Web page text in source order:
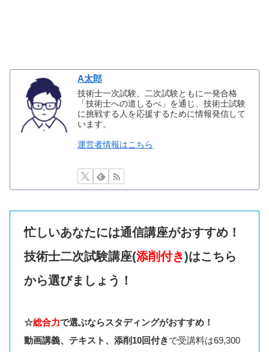
A太郎
技術士一次試験、二次試験ともに一発合格
「技術士への道しるべ」を通じ、技術士試験
に挑戦する人を応援するために情報発信して
います。
運営者情報はこちら
忙しいあなたには通信講座がおすすめ！
技術士二次試験講座(添削付き)はこちら
から選びましょう！
☆総合力で選ぶならスタディングがおすすめ！
動画講義、テキスト、添削10回付きで受講料は69,300